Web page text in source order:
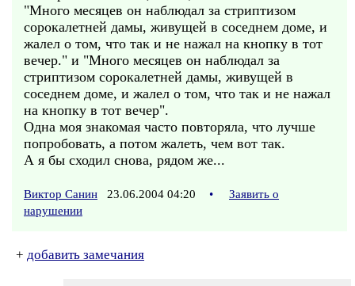
"Много месяцев он наблюдал за стриптизом
сорокалетней дамы, живущей в соседнем доме, и
жалел о том, что так и не нажал на кнопку в тот
вечер." и "Много месяцев он наблюдал за
стриптизом сорокалетней дамы, живущей в
соседнем доме, и жалел о том, что так и не нажал
на кнопку в тот вечер".
Одна моя знакомая часто повторяла, что лучше
попробовать, а потом жалеть, чем вот так.
А я бы сходил снова, рядом же...
Виктор Санин 23.06.2004 04:20 •
Заявить о
нарушении
+ добавить замечания